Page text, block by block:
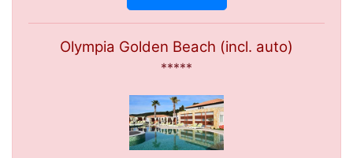
Olympia Golden Beach (incl. auto)
*****